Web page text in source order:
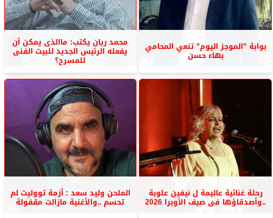
بوابة ”الموجز اليوم” تنعي المحامي
بهاء حسن
محمد ريان يكتب: ماالذى يمكن أن
يفعله الرئيس الجديد للبيت الفنى
للمسرح؟
رحلة غنائية عاليمة ل نيفين علوبة
..وأصدقاؤها فى صيف الأوبرا 2026
الملحن وليد سعد : أزمة تووليت لم
تحسم ..والأغنية مازالت مقفولة